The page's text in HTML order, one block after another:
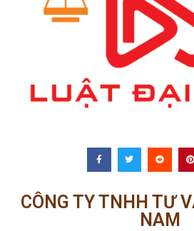
CÔNG TY TNHH TƯ
NAM